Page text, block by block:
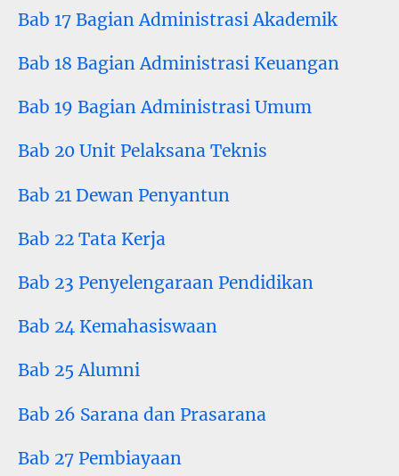
Bab 17 Bagian Administrasi Akademik
Bab 18 Bagian Administrasi Keuangan
Bab 19 Bagian Administrasi Umum
Bab 20 Unit Pelaksana Teknis
Bab 21 Dewan Penyantun
Bab 22 Tata Kerja
Bab 23 Penyelengaraan Pendidikan
Bab 24 Kemahasiswaan
Bab 25 Alumni
Bab 26 Sarana dan Prasarana
Bab 27 Pembiayaan